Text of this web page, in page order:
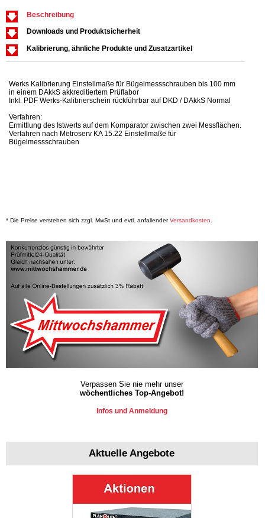
Beschreibung
Downloads und Produktsicherheit
Kalibrierung, ähnliche Produkte und Zusatzartikel
Werks Kalibrierung Einstellmaße für Bügelmessschrauben bis 100 mm
in einem DAkkS akkreditiertem Prüflabor
Inkl. PDF Werks-Kalibrierschein rückführbar auf DKD / DAkkS Normal
Verfahren:
Ermittlung des Istwerts auf dem Komparator zwischen zwei Messflächen.
Verfahren nach Metroserv KA 15.22 Einstellmaße für
Bügelmessschrauben
* Die Preise verstehen sich zzgl. MwSt und evtl. anfallenderVersandkosten
Verpassen Sie nie mehr unser
wöchentliches Top-Angebot!
Infos und Anmeldung
Aktuelle Angebote